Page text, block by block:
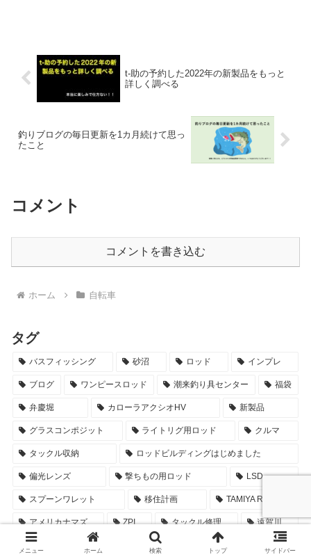
t-助の予約した2022年の新製品をもっと
詳しく調べる
釣りブログの毎日更新を1カ月続けて思っ
たこと
コメント
コメントを書き込む
ホーム 自転車
タグ
バスフィッシング 砂沼 ロッド インプレ
ブログ ワンピースロッド 潮来釣り具センター 福袋
弁慶堀 カローラアクシオHV 新製品
グラスコンポジット ライトリグ用ロッド クルマ
タックル収納 ロッドビルディングはじめました
偏光レンズ 撃ちもの用ロッド LSD
スプーンワレット 移住計画 TAMIYA RC
アメリカナマズ ZPI タックル修理 遠賀川
ノートPC ベイトフィネス マンガ
メニュー ホーム 検索 トップ サイドバー